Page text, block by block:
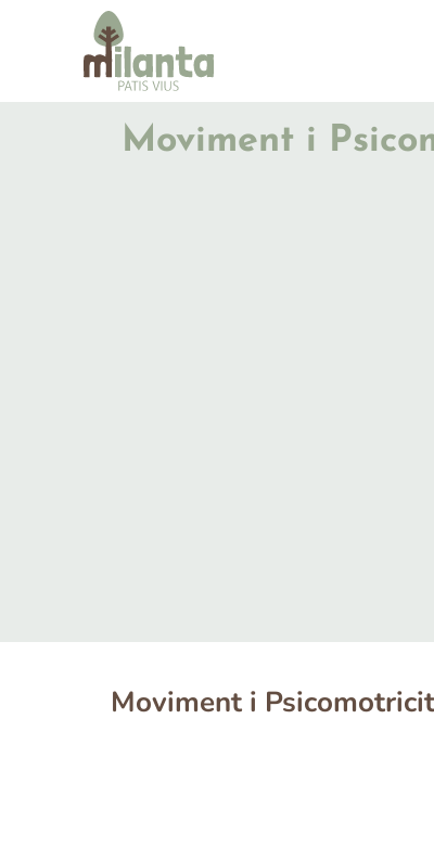
Moviment i
Moviment i